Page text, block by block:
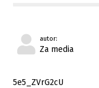
autor:
Za media
5e5_ZVrG2cU